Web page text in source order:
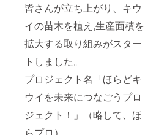
皆さんが立ち上がり、キウ
イの苗木を植え,生産面積を
拡大する取り組みがスター
トしました。
プロジェクト名「ほらどキ
ウイを未来につなごうプロ
ジェクト！」（略して、ほ